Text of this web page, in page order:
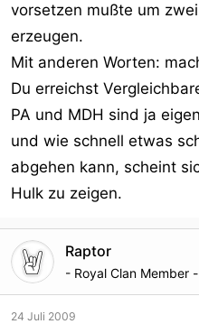
vorsetzen mußte um
erzeugen.
Mit anderen Worten:
Du erreichst
PA und MDH sind ja
und wie schnell etwas
abgehen kann, scheint
Hulk zu zeigen.
Raptor
- Royal Clan Member -
24 Juli 2009